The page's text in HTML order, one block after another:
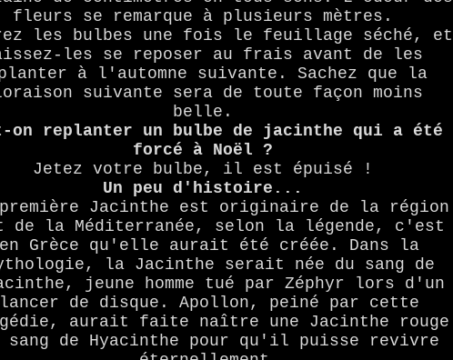
fleurs se remarque à plusieurs mètres.
les bulbes une fois le feuillage séché, et
les se reposer au frais avant de les
à l'automne suivante. Sachez que la
suivante sera de toute façon moins
belle.
on replanter un bulbe de jacinthe qui a été
forcé à Noël ?
Jetez votre bulbe, il est épuisé !
Un peu d'histoire...
Jacinthe est originaire de la région
de la Méditerranée, selon la légende, c'est
en Grèce qu'elle aurait été créée. Dans la
la Jacinthe serait née du sang de
jeune homme tué par Zéphyr lors d'un
lancer de disque. Apollon, peiné par cette
aurait faite naître une Jacinthe rouge
sang de Hyacinthe pour qu'il puisse revivre